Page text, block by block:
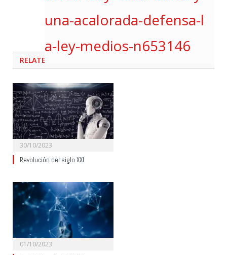
una-acalorada-defensa-l
a-ley-medios-n653146
RELATED
30/10/2023
Revolución del siglo XXI
01/10/2023